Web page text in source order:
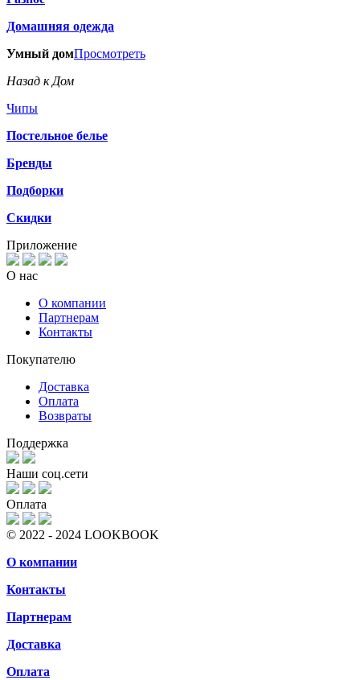
Домашняя одежда
Умный домПросмотреть
Назад к Дом
Чипы
Постельное белье
Бренды
Подборки
Скидки
Приложение
О нас
О компании
Партнерам
Контакты
Покупателю
Доставка
Оплата
Возвраты
Поддержка
Наши соц.сети
Оплата
© 2022 - 2024 LOOKBOOK
О компании
Контакты
Партнерам
Доставка
Оплата